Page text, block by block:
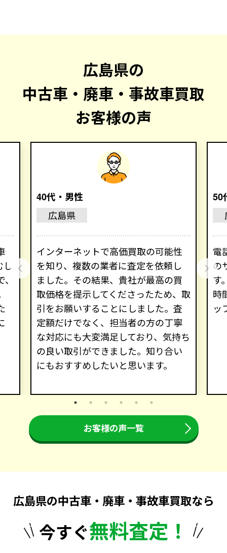
広島県の
中古車・廃車・事故車買取
お客様の声
し
40代・男性
広島県
インターネットで高価買取の可能性
を知り、複数の業者に査定を依頼し
ました。その結果、貴社が最高の買
取価格を提示してくださったため、取
引をお願いすることにしました。査
定額だけでなく、担当者の方の丁寧
な対応にも大変満足しており、気持ち
の良い取引ができました。知り合い
にもおすすめしたいと思います。
50
電
の
す
時
ッ
お客様の声一覧
広島県の中古車・廃車・事故車買取なら
今すぐ無料査定！